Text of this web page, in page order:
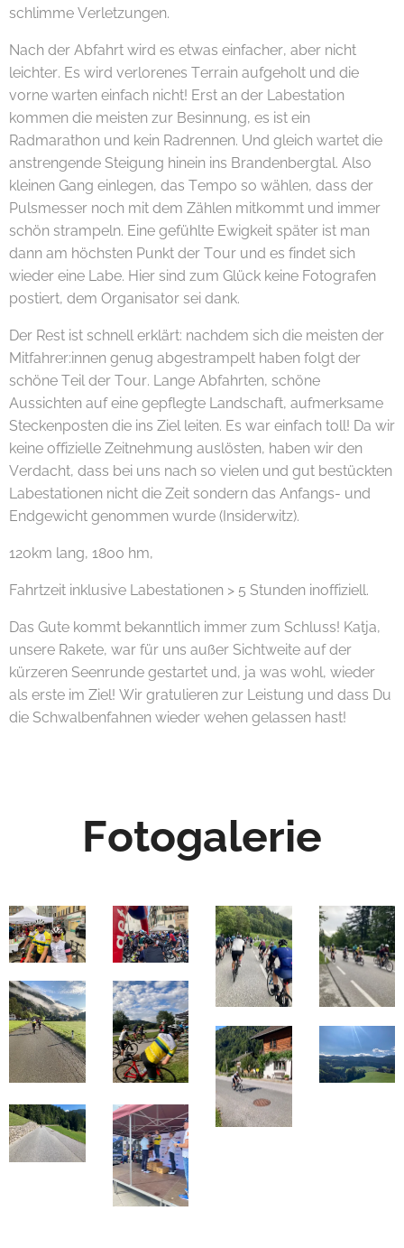
schlimme Verletzungen.
Nach der Abfahrt wird es etwas einfacher, aber nicht
leichter. Es wird verlorenes Terrain aufgeholt und die
vorne warten einfach nicht! Erst an der Labestation
kommen die meisten zur Besinnung, es ist ein
Radmarathon und kein Radrennen. Und gleich wartet die
anstrengende Steigung hinein ins Brandenbergtal. Also
kleinen Gang einlegen, das Tempo so wählen, dass der
Pulsmesser noch mit dem Zählen mitkommt und immer
schön strampeln. Eine gefühlte Ewigkeit später ist man
dann am höchsten Punkt der Tour und es findet sich
wieder eine Labe. Hier sind zum Glück keine Fotografen
postiert, dem Organisator sei dank.
Der Rest ist schnell erklärt: nachdem sich die meisten der
Mitfahrer:innen genug abgestrampelt haben folgt der
schöne Teil der Tour. Lange Abfahrten, schöne
Aussichten auf eine gepflegte Landschaft, aufmerksame
Steckenposten die ins Ziel leiten. Es war einfach toll! Da wir
keine offizielle Zeitnehmung auslösten, haben wir den
Verdacht, dass bei uns nach so vielen und gut bestückten
Labestationen nicht die Zeit sondern das Anfangs- und
Endgewicht genommen wurde (Insiderwitz).
120km lang, 1800 hm,
Fahrtzeit inklusive Labestationen > 5 Stunden inoffiziell.
Das Gute kommt bekanntlich immer zum Schluss! Katja,
unsere Rakete, war für uns außer Sichtweite auf der
kürzeren Seenrunde gestartet und, ja was wohl, wieder
als erste im Ziel! Wir gratulieren zur Leistung und dass Du
die Schwalbenfahnen wieder wehen gelassen hast!
Fotogalerie